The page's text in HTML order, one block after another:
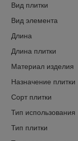
Вид плитки
Вид элемента
Длина
Длина плитки
Материал изделия
Назначение плитки
Сорт плитки
Тип использования
Тип плитки